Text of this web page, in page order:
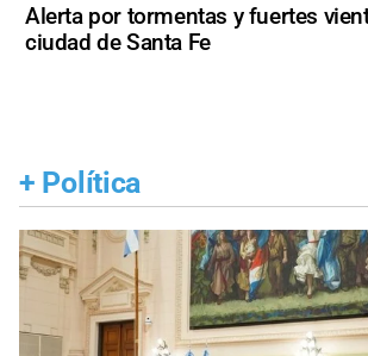
Alerta por tormentas y fuertes
ciudad de Santa Fe
+ Política